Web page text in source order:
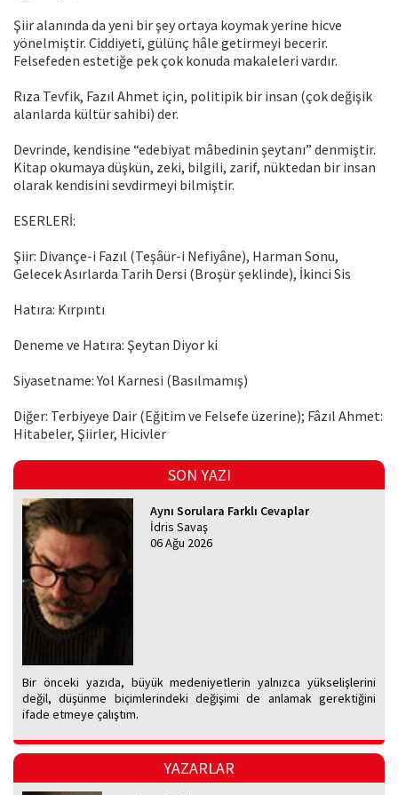
Şiir alanında da yeni bir şey ortaya koymak yerine hicve
yönelmiştir. Ciddiyeti, gülünç hâle getirmeyi becerir.
Felsefeden estetiğe pek çok konuda makaleleri vardır.
Rıza Tevfik, Fazıl Ahmet için, politipik bir insan (çok değişik
alanlarda kültür sahibi) der.
Devrinde, kendisine “edebiyat mâbedinin şeytanı” denmiştir.
Kitap okumaya düşkün, zeki, bilgili, zarif, nüktedan bir insan
olarak kendisini sevdirmeyi bilmiştir.
ESERLERİ:
Şiir: Divançe-i Fazıl (Teşâür-i Nefiyâne), Harman Sonu,
Gelecek Asırlarda Tarih Dersi (Broşür şeklinde), İkinci Sis
Hatıra: Kırpıntı
Deneme ve Hatıra: Şeytan Diyor ki
Siyasetname: Yol Karnesi (Basılmamış)
Diğer: Terbiyeye Dair (Eğitim ve Felsefe üzerine); Fâzıl Ahmet:
Hitabeler, Şiirler, Hicivler
SON YAZI
Aynı Sorulara Farklı Cevaplar
İdris Savaş
06 Ağu 2026
Bir önceki yazıda, büyük medeniyetlerin yalnızca yükselişlerini
değil, düşünme biçimlerindeki değişimi de anlamak gerektiğini
ifade etmeye çalıştım.
YAZARLAR